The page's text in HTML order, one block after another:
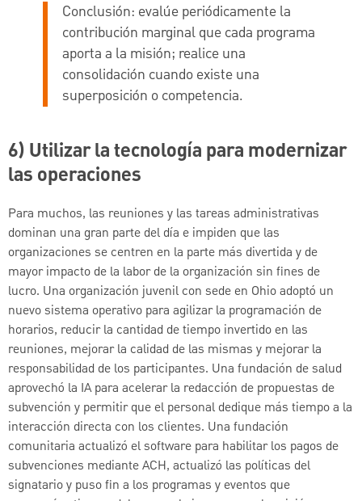
Conclusión: evalúe periódicamente la
contribución marginal que cada programa
aporta a la misión; realice una
consolidación cuando existe una
superposición o competencia.
6) Utilizar la tecnología para modernizar
las operaciones
Para muchos, las reuniones y las tareas administrativas
dominan una gran parte del día e impiden que las
organizaciones se centren en la parte más divertida y de
mayor impacto de la labor de la organización sin fines de
lucro. Una organización juvenil con sede en Ohio adoptó un
nuevo sistema operativo para agilizar la programación de
horarios, reducir la cantidad de tiempo invertido en las
reuniones, mejorar la calidad de las mismas y mejorar la
responsabilidad de los participantes. Una fundación de salud
aprovechó la IA para acelerar la redacción de propuestas de
subvención y permitir que el personal dedique más tiempo a la
interacción directa con los clientes. Una fundación
comunitaria actualizó el software para habilitar los pagos de
subvenciones mediante ACH, actualizó las políticas del
signatario y puso fin a los programas y eventos que